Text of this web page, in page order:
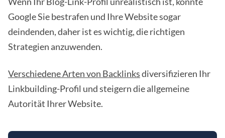
Google Sie bestrafen und Ihre Website sogar
deindenden, daher ist es wichtig, die richtigen
Strategien anzuwenden.
Verschiedene Arten von Backlinksdiversifizieren Ihr
Linkbuilding-Profil und steigern die allgemeine
Autorität Ihrer Website.